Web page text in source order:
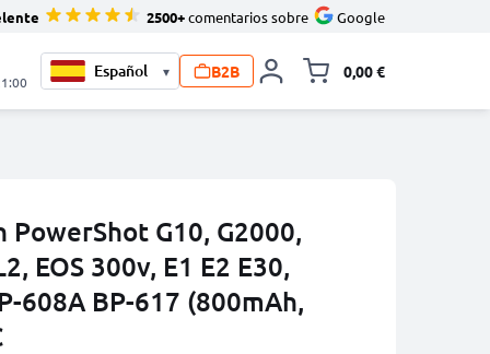
2500+comentarios sobre Google
▾ B2B 0,00 €
PowerShot G10, G2000,
EOS 300v, E1 E2 E30,
608A BP-617 (800mAh,